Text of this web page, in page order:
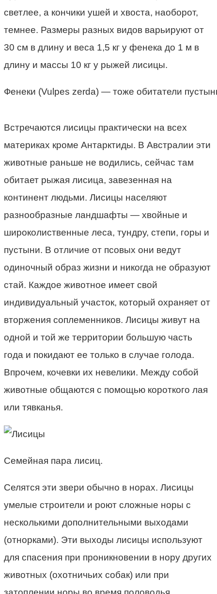
светлее, а кончики ушей и хвоста, наоборот,
темнее. Размеры разных видов варьируют от
30 см в длину и веса 1,5 кг у фенека до 1 м в
длину и массы 10 кг у рыжей лисицы.
Фенеки (Vulpes zerda) — тоже обитатели
Встречаются лисицы практически на всех
материках кроме Антарктиды. В Австралии эти
животные раньше не водились, сейчас там
обитает рыжая лисица, завезенная на
континент людьми. Лисицы населяют
разнообразные ландшафты — хвойные и
широколиственные леса, тундру, степи, горы и
пустыни. В отличие от псовых они ведут
одиночный образ жизни и никогда не образуют
стай. Каждое животное имеет свой
индивидуальный участок, который охраняет от
вторжения соплеменников. Лисицы живут на
одной и той же территории большую часть
года и покидают ее только в случае голода.
Впрочем, кочевки их невелики. Между собой
животные общаются с помощью короткого лая
или тявканья.
Семейная пара лисиц.
Селятся эти звери обычно в норах. Лисицы
умелые строители и роют сложные норы с
несколькими дополнительными выходами
(отнорками). Эти выходы лисицы используют
для спасения при проникновении в нору других
животных (охотничьих собак) или при